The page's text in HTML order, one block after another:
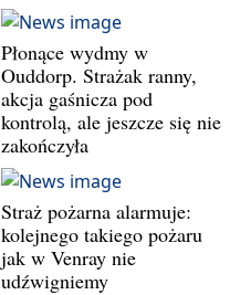
Płonące wydmy w
Ouddorp. Strażak ranny,
akcja gaśnicza pod
kontrolą, ale jeszcze się nie
zakończyła
Straż pożarna alarmuje:
kolejnego takiego pożaru
jak w Venray nie
udźwigniemy